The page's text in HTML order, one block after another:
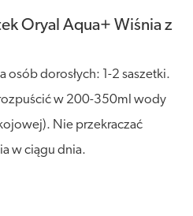
Oryal Aqua+ Wiśnia z
osób dorosłych: 1-2 saszetki.
w 200-350ml wody
Nie przekraczać
w ciągu dnia.